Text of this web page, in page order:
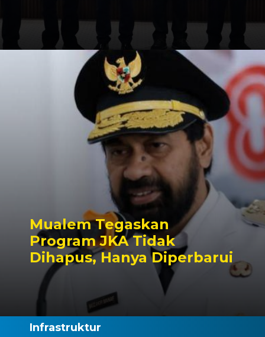
Mualem Tegaskan
Program JKA Tidak
Dihapus, Hanya Diperbarui
Infrastruktur